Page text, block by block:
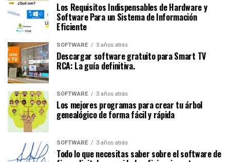
Los Requisitos Indispensables de Hardware y
Software Para un Sistema de Información
Eficiente
SOFTWARE 3 años atrás
Descargar software gratuito para Smart TV
RCA: La guía definitiva.
SOFTWARE 3 años atrás
Los mejores programas para crear tu árbol
genealógico de forma fácil y rápida
SOFTWARE 3 años atrás
Todo lo que necesitas saber sobre el software de